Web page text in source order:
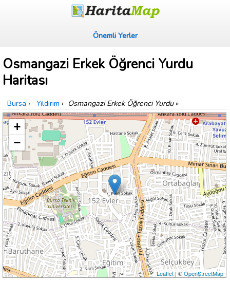
Önemli Yerler
Osmangazi Erkek Öğrenci Yurdu
Haritası
Bursa › Yıldırım › Osmangazi Erkek Öğrenci Yurdu»
+
−
Leaflet| ©OpenStreetMap